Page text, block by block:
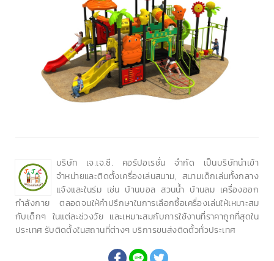
บริษัท เจ.เจ.ซี. คอร์ปอเรชั่น จำกัด เป็นบริษัทนำเข้า
จำหน่ายและติดตั้งเครื่องเล่นสนาม, สนามเด็กเล่นทั้งกลาง
แจ้งและในร่ม เช่น บ้านบอล สวนน้ำ บ้านลม เครื่องออก
กำลังกาย ตลอดจนให้คำปรึกษาในการเลือกซื้อเครื่องเล่นให้เหมาะสม
กับเด็กๆ ในแต่ละช่วงวัย และเหมาะสมกับการใช้งานที่ราคาถูกที่สุดใน
ประเทศ รับติดตั้งในสถานที่ต่างๆ บริการขนส่งติดตั้วทั่วประเทศ